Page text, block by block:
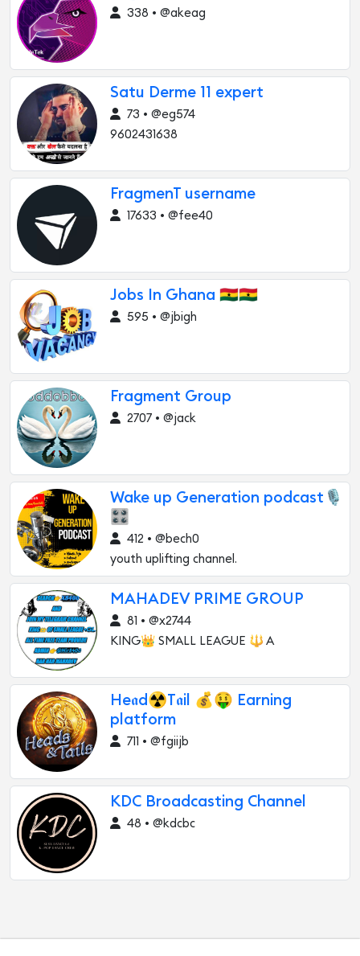
338 • @akeag
Satu Derme 11 expert
73 • @eg574
9602431638
FragmenT username
17633 • @fee40
Jobs In Ghana 🇬🇭🇬🇭
595 • @jbigh
Fragment Group
2707 • @jack
Wake up Generation podcast🎙
🎛
412 • @bech0
youth uplifting channel.
MAHADEV PRIME GROUP
81 • @x2744
KING👑 SMALL LEAGUE 🔱 A
He𝖆d☢T𝖆il 💰🤑 Earning
platform
711 • @fgiijb
KDC Broadcasting Channel
48 • @kdcbc